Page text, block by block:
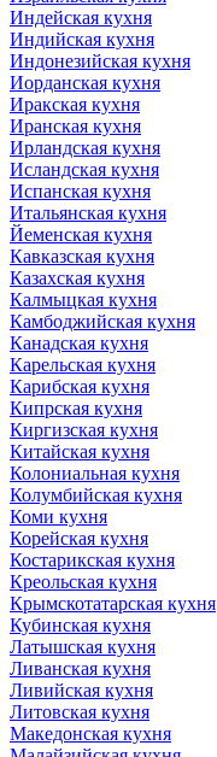
Индейская кухня
Индийская кухня
Индонезийская кухня
Иорданская кухня
Иракская кухня
Иранская кухня
Ирландская кухня
Исландская кухня
Испанская кухня
Итальянская кухня
Йеменская кухня
Кавказская кухня
Казахская кухня
Калмыцкая кухня
Камбоджийская кухня
Канадская кухня
Карельская кухня
Карибская кухня
Кипрская кухня
Киргизская кухня
Китайская кухня
Колониальная кухня
Колумбийская кухня
Коми кухня
Корейская кухня
Костарикская кухня
Креольская кухня
Крымскотатарская кухня
Кубинская кухня
Латышская кухня
Ливанская кухня
Ливийская кухня
Литовская кухня
Македонская кухня